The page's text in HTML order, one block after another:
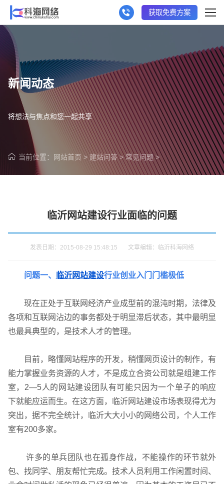
获取免费方案
新闻动态
将想法与焦点和您一起共享
当前位置： 网站首页 >建站问答>常见问题>
临沂网站建设行业面临的问题
发表日期：2015-08-29 15:48:15 文章编辑：临沂科海网络
问题一、 临沂网站建设行业创业入门门槛极低
现在正处于互联网经济产业成型前的混沌时期，法律及
各项和互联网沾边的事务都处于明显滞后状态，其中最明显
也最具典型的，是技术人才的管理。
目前，略懂网站程序的开发，稍懂网页设计的制作，有
能力掌握业务资源的人才，不是成立合资公司就是组建工作
室，2—5人的网站建设团队有可能只因为一个单子的响应
下就能应运而生。在这方面，临沂网站建设市场表现得尤为
突出，据不完全统计，临沂大大小小的网络公司，个人工作
室有200多家。
许多的单兵团队也在孤身作战，不能操作的环节就外
包、找同学、朋友帮忙完成。技术人员利用工作闲置时间、